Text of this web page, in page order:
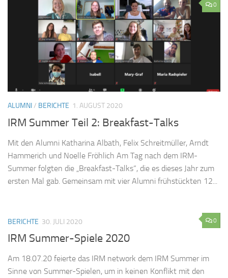
0
ALUMNI/ BERICHTE 1. AUGUST 2020
IRM Summer Teil 2: Breakfast-Talks
Mit den Alumni Katharina Albath, Felix Schreitmüller, Arndt
Hammerich und Noelle Fröhlich Am Tag nach dem IRM-
Summer folgten die „Breakfast-Talks“, die es dieses Jahr zum
ersten Mal gab. Gemeinsam mit vier Alumni frühstückten 12...
0
BERICHTE 30. JULI 2020
IRM Summer-Spiele 2020
Am 18.07.20 feierte das IRM network dem IRM Summer im
Sinne von Summer-Spielen, um in keinen Konflikt mit den